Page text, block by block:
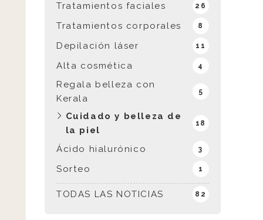
TODAS LAS NOTICIAS 82
Tratamientos faciales 26
Tratamientos corporales 8
Depilación láser 11
Alta cosmética 4
Regala belleza con
Kerala
5
Cuidado y belleza de
la piel
18
Ácido hialurónico 3
Sorteo 1